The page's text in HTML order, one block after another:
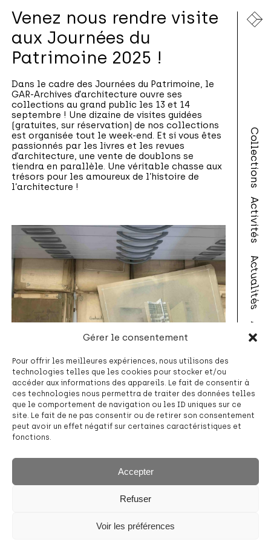
Gérer le consentement
Pour offrir les meilleures expériences, nous utilisons des
technologies telles que les cookies pour stocker et/ou
accéder aux informations des appareils. Le fait de consentir à
ces technologies nous permettra de traiter des données telles
que le comportement de navigation ou les ID uniques sur ce
site. Le fait de ne pas consentir ou de retirer son consentement
peut avoir un effet négatif sur certaines caractéristiques et
fonctions.
Accepter
Refuser
Voir les préférences
Collections
Activités
Actualités
A propos
Contact
Venez nous rendre visite
aux Journées du
Patrimoine 2025 !
Dans le cadre des Journées du Patrimoine, le
GAR-Archives d’architecture ouvre ses
collections au grand public les 13 et 14
septembre ! Une dizaine de visites guidées
(gratuites, sur réservation) de nos collections
est organisée tout le week-end. Et si vous êtes
passionnés par les livres et les revues
d’architecture, une vente de doublons se
tiendra en parallèle. Une véritable chasse aux
trésors pour les amoureux de l’histoire de
l’architecture !
De l’Art nouveau au modernisme… Découvrez
une collection exceptionnelle témoignant des
grands courants de l’histoire de l’architecture
des XIXeet XX e
d’archives.
Pour l’occasion, une sélection de documents
précieux signés notamment dePaul
ouJean et Joseph
et montrant des bâtiments
en Wallonie est dévoilée. En parallèle,